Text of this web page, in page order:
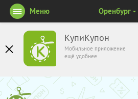
КупиКупон
Мобильное приложение
ещё удобнее
Меню Оренбург